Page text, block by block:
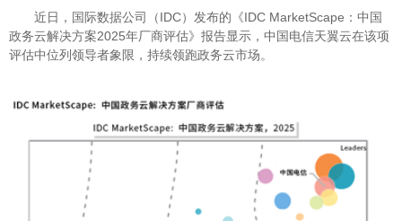
近日，国际数据公司（IDC）发布的《IDC MarketScape：中国
政务云解决方案2025年厂商评估》报告显示，中国电信天翼云在该项
评估中位列领导者象限，持续领跑政务云市场。